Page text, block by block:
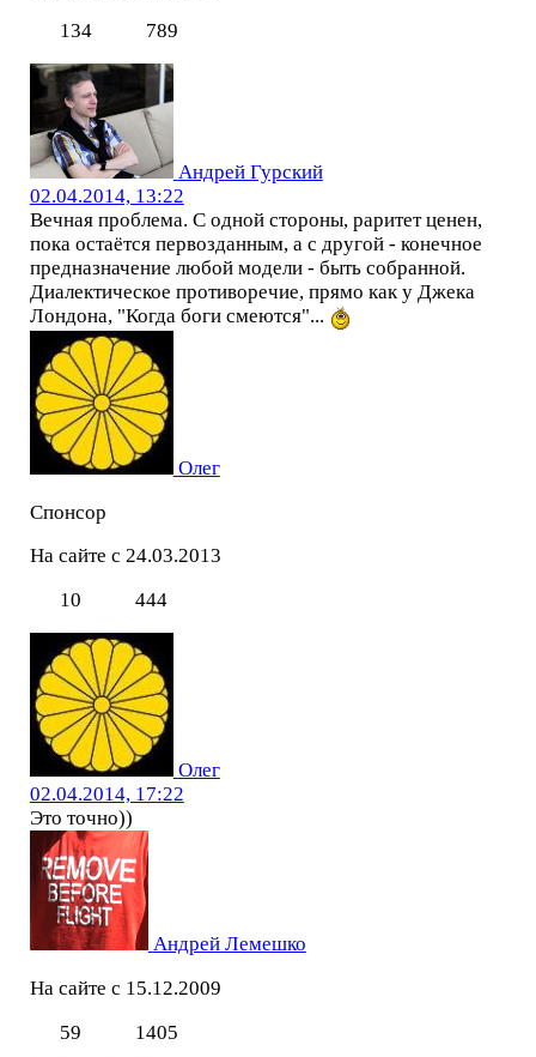
134
789
Андрей Гурский
02.04.2014, 13:22
Вечная проблема. С одной стороны, раритет ценен,
пока остаётся первозданным, а с другой - конечное
предназначение любой модели - быть собранной.
Диалектическое противоречие, прямо как у Джека
Лондона, "Когда боги смеются"...
Олег
Спонсор
На сайте с 24.03.2013
10
444
Олег
02.04.2014, 17:22
Это точно))
Андрей Лемешко
На сайте с 15.12.2009
59
1405